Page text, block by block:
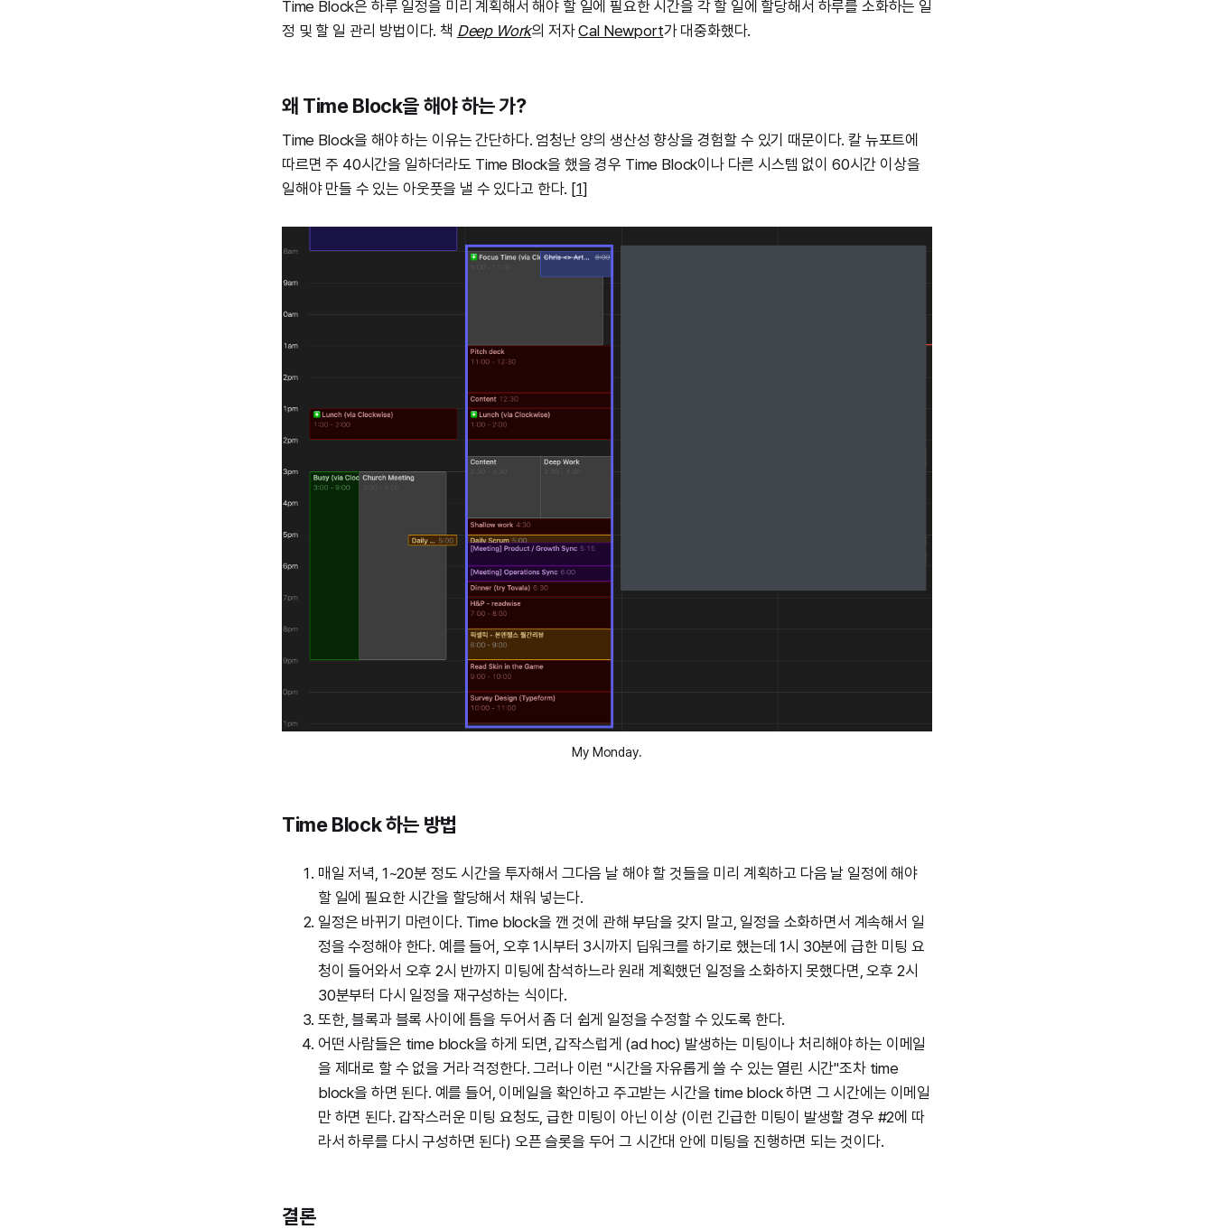
Time Block은 하루 일정을 미리 계획해서 해야 할 일에 필요한 시간을 각 할 일에 할당해서 하루를 소화하는 일
정 및 할 일 관리 방법이다. 책 Deep Work의 저자Cal Newport가 대중화했다.
왜 Time Block을 해야 하는 가?
Time Block을 해야 하는 이유는 간단하다. 엄청난 양의 생산성 향상을 경험할 수 있기 때문이다. 칼 뉴포트에
따르면 주 40시간을 일하더라도 Time Block을 했을 경우 Time Block이나 다른 시스템 없이 60시간 이상을
일해야 만들 수 있는 아웃풋을 낼 수 있다고 한다. [1]
My Monday.
Time Block 하는 방법
매일 저녁, 1~20분 정도 시간을 투자해서 그다음 날 해야 할 것들을 미리 계획하고 다음 날 일정에 해야
할 일에 필요한 시간을 할당해서 채워 넣는다.
일정은 바뀌기 마련이다. Time block을 깬 것에 관해 부담을 갖지 말고, 일정을 소화하면서 계속해서 일
정을 수정해야 한다. 예를 들어, 오후 1시부터 3시까지 딥워크를 하기로 했는데 1시 30분에 급한 미팅 요
청이 들어와서 오후 2시 반까지 미팅에 참석하느라 원래 계획했던 일정을 소화하지 못했다면, 오후 2시
30분부터 다시 일정을 재구성하는 식이다.
또한, 블록과 블록 사이에 틈을 두어서 좀 더 쉽게 일정을 수정할 수 있도록 한다.
어떤 사람들은 time block을 하게 되면, 갑작스럽게 (ad hoc) 발생하는 미팅이나 처리해야 하는 이메일
을 제대로 할 수 없을 거라 걱정한다. 그러나 이런 "시간을 자유롭게 쓸 수 있는 열린 시간"조차 time
block을 하면 된다. 예를 들어, 이메일을 확인하고 주고받는 시간을 time block 하면 그 시간에는 이메일
만 하면 된다. 갑작스러운 미팅 요청도, 급한 미팅이 아닌 이상 (이런 긴급한 미팅이 발생할 경우 #2에 따
라서 하루를 다시 구성하면 된다) 오픈 슬롯을 두어 그 시간대 안에 미팅을 진행하면 되는 것이다.
결론